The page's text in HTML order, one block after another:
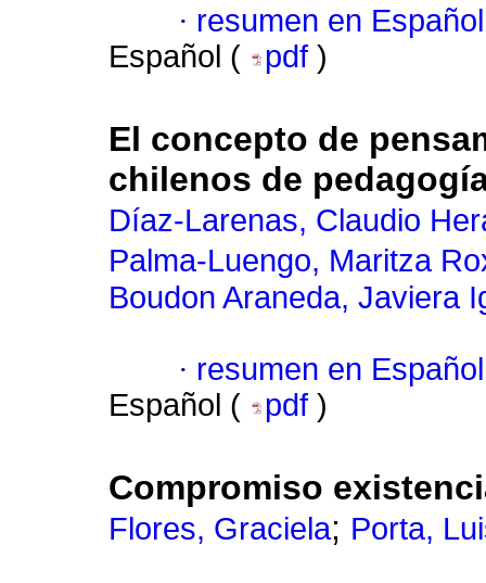
· resumen en Español
Español (
pdf )
El concepto de
chilenos de
Díaz-Larenas, Claudio
Palma-Luengo, Maritza
Boudon Araneda, Javiera
· resumen en Español
Español (
pdf )
Compromiso
Flores, Graciela; Porta,